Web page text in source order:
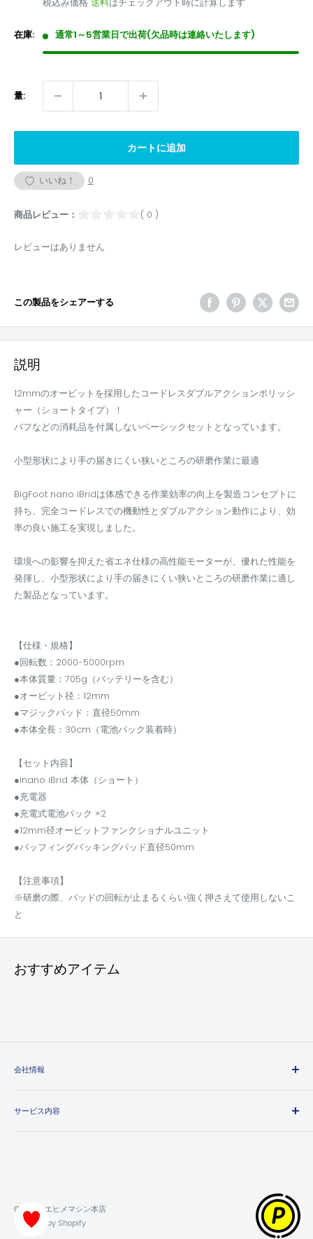
価
格
在庫: 通常1～5営業日で出荷(欠品時は連絡いたします)
量:
カートに追加
いいね！ 0
商品レビュー： ( 0 )
レビューはありません
この製品をシェアーする
説明
12mmのオービットを採用したコードレスダブルアクションポリッシ
ャー（ショートタイプ）！
バフなどの消耗品を付属しないベーシックセットとなっています。
小型形状により手の届きにくい狭いところの研磨作業に最適
BigFoot nano iBridは体感できる作業効率の向上を製造コンセプトに
持ち、完全コードレスでの機動性とダブルアクション動作により、効
率の良い施工を実現しました。
環境への影響を抑えた省エネ仕様の高性能モーターが、優れた性能を
発揮し、小型形状により手の届きにくい狭いところの研磨作業に適し
た製品となっています。
【仕様・規格】
●回転数：2000-5000rpm
●本体質量：705g（バッテリーを含む）
●オービット径：12mm
●マジックパッド：直径50mm
●本体全長：30cm（電池パック装着時）
【セット内容】
●inano iBrid 本体（ショート）
●充電器
●充電式電池パック ×2
●12mm径オービットファンクショナルユニット
●バッフィングバッキングパッド直径50mm
【注意事項】
※研磨の際、パッドの回転が止まるくらい強く押さえて使用しないこ
と
おすすめアイテム
会社情報
会社概要
サービス内容
ポイントの獲得・利用方法について
© 2026 エヒメマシン本店
Powered by Shopify